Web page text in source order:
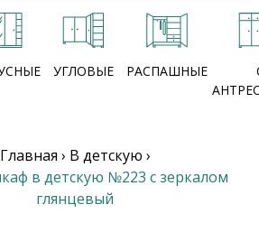
УГЛОВЫЕ РАСПАШНЫЕ
Главная › В детскую ›
в детскую №223 с зеркалом
глянцевый